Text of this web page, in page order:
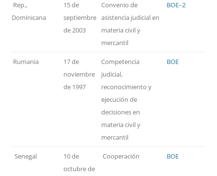
Rep.,
Dominicana
15 de
septiembre
de 2003
Convenio de
asistencia judicial en
materia civil y
mercantil
BOE–2
Rumania
17 de
noviembre
de 1997
Competencia
judicial,
reconocimiento y
ejecución de
decisiones en
materia civil y
mercantil
BOE
Senegal
10 de
octubre de
Cooperación BOE